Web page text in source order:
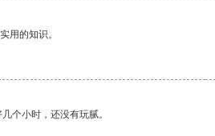
用的知识。
个小时，还没有玩腻。